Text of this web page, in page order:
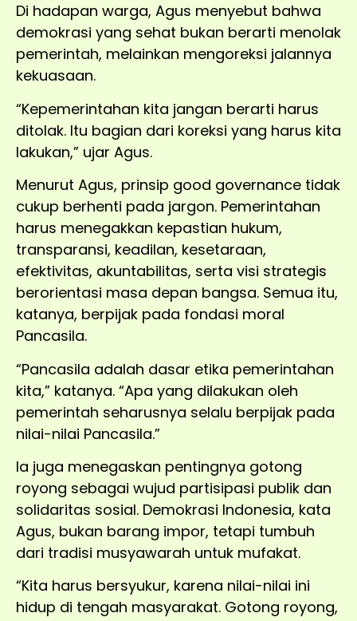
Di hadapan warga, Agus menyebut bahwa
demokrasi yang sehat bukan berarti menolak
pemerintah, melainkan mengoreksi jalannya
kekuasaan.
“Kepemerintahan kita jangan berarti harus
ditolak. Itu bagian dari koreksi yang harus kita
lakukan,” ujar Agus.
Menurut Agus, prinsip good governance tidak
cukup berhenti pada jargon. Pemerintahan
harus menegakkan kepastian hukum,
transparansi, keadilan, kesetaraan,
efektivitas, akuntabilitas, serta visi strategis
berorientasi masa depan bangsa. Semua itu,
katanya, berpijak pada fondasi moral
Pancasila.
“Pancasila adalah dasar etika pemerintahan
kita,” katanya. “Apa yang dilakukan oleh
pemerintah seharusnya selalu berpijak pada
nilai-nilai Pancasila.”
Ia juga menegaskan pentingnya gotong
royong sebagai wujud partisipasi publik dan
solidaritas sosial. Demokrasi Indonesia, kata
Agus, bukan barang impor, tetapi tumbuh
dari tradisi musyawarah untuk mufakat.
“Kita harus bersyukur, karena nilai-nilai ini
hidup di tengah masyarakat. Gotong royong,